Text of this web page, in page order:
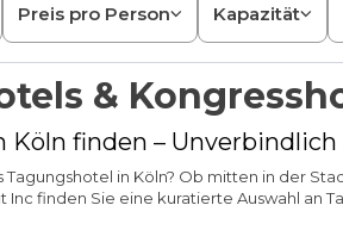
Preis pro Person Kapazität
&
Köln finden –
Tagungshotel in Köln? Ob mitten in der
Inc finden Sie eine kuratierte Auswahl an